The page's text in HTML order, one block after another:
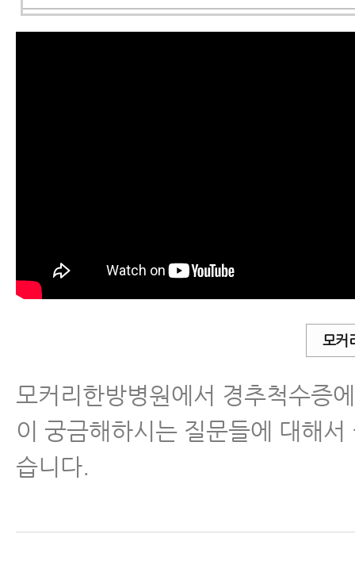
경추관협착증
척추분리증
척추유합술 후 재발
척추운동법
모커
모커리한방병원에서 경추척수증
이 궁금해하시는 질문들에 대해서
습니다.